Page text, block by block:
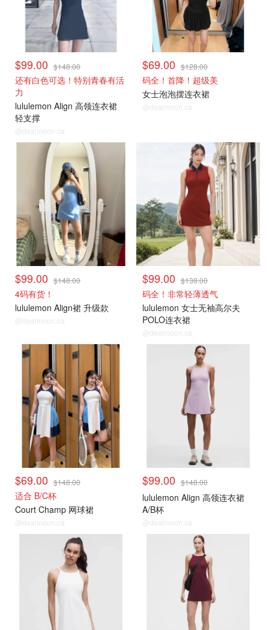
$99.00 $148.00
还有白色可选！特别青春有活
力
lululemon Align 高领连衣裙
轻支撑
@dealmoon.ca
$69.00 $128.00
码全！首降！超级美
女士泡泡摆连衣裙
@dealmoon.ca
$99.00 $148.00
4码有货！
lululemon Align裙 升级款
@dealmoon.ca
$99.00 $138.00
码全！非常轻薄透气
lululemon 女士无袖高尔夫
POLO连衣裙
@dealmoon.ca
$69.00 $148.00
适合 B/C杯
Court Champ 网球裙
@dealmoon.ca
$99.00 $148.00
lululemon Align 高领连衣裙
A/B杯
@dealmoon.ca